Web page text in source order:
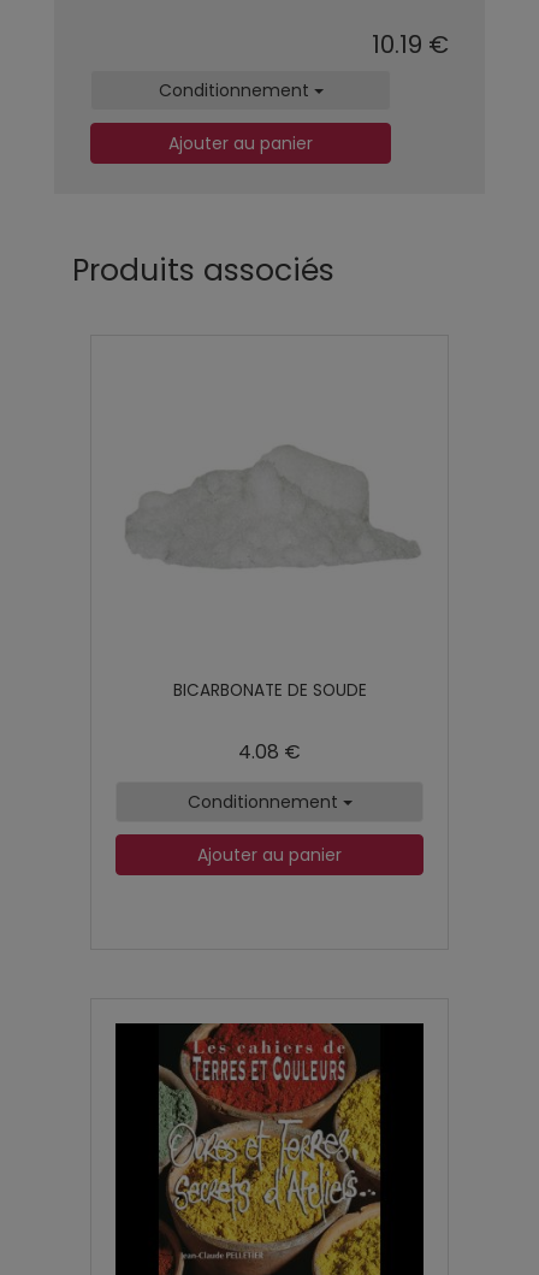
10.19 €
Conditionnement
Ajouter au panier
Produits associés
BICARBONATE DE SOUDE
4.08 €
Conditionnement
Ajouter au panier